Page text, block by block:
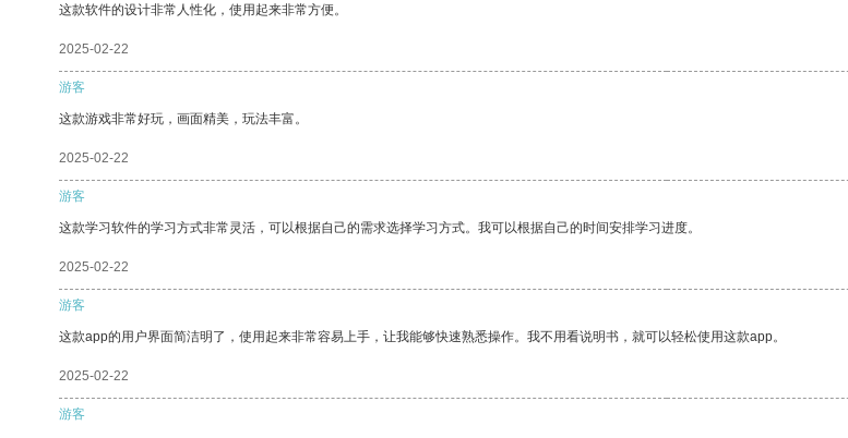
这款软件的设计非常人性化，使用起来非常方便。
2025-02-22
游客
这款游戏非常好玩，画面精美，玩法丰富。
2025-02-22
游客
这款学习软件的学习方式非常灵活，可以根据自己的需求选择学习方式。我可以根据自己的时间安排学习进度。
2025-02-22
游客
这款app的用户界面简洁明了，使用起来非常容易上手，让我能够快速熟悉操作。我不用看说明书，就可以轻松使用这款app。
2025-02-22
游客